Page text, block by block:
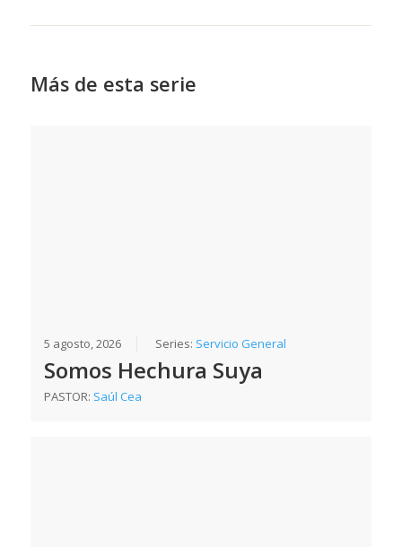
Más de esta serie
5 agosto, 2026 Series: Servicio General
Somos Hechura Suya
PASTOR: Saúl Cea